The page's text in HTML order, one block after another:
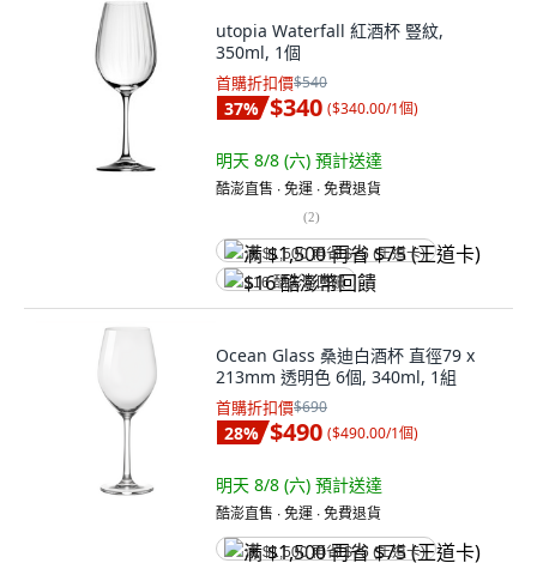
utopia Waterfall 紅酒杯 豎紋,
350ml, 1個
首購折扣價$540
37% $340 ($340.00/1個)
明天 8/8 (六) 預計送達
酷澎直售 ∙ 免運 ∙ 免費退貨
(2)
满 $1,500 再省 $75 (王道卡)
$16 酷澎幣回饋
Ocean Glass 桑迪白酒杯 直徑79 x
213mm 透明色 6個, 340ml, 1組
首購折扣價$690
28% $490 ($490.00/1個)
明天 8/8 (六) 預計送達
酷澎直售 ∙ 免運 ∙ 免費退貨
满 $1,500 再省 $75 (王道卡)